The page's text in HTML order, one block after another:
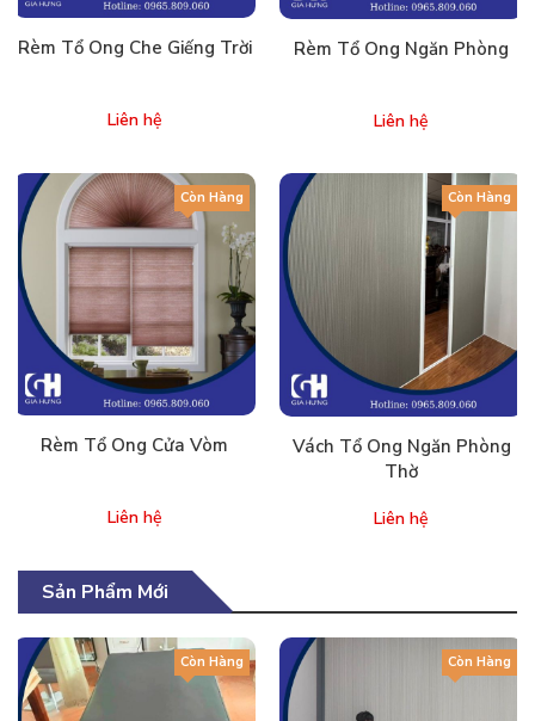
Rèm Tổ Ong Che Giếng Trời
Liên hệ
Rèm Tổ Ong Ngăn Phòng
Liên hệ
Còn Hàng
Rèm Tổ Ong Cửa Vòm
Liên hệ
Còn Hàng
Vách Tổ Ong Ngăn Phòng
Thờ
Liên hệ
Sản Phẩm Mới
Còn Hàng Còn Hàng